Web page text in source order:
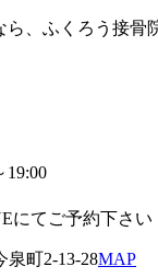
ら、ふくろう接骨
19:00
にてご予約下さい
泉町2-13-28MAP